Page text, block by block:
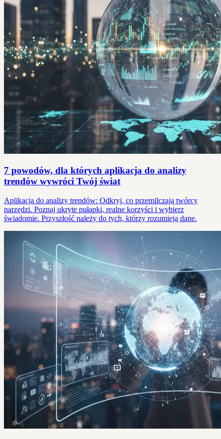
7 powodów, dla których aplikacja do analizy
trendów wywróci Twój świat
Aplikacja do analizy trendów: Odkryj, co przemilczają twórcy
narzędzi. Poznaj ukryte pułapki, realne korzyści i wybierz
świadomie. Przyszłość należy do tych, którzy rozumieją dane.